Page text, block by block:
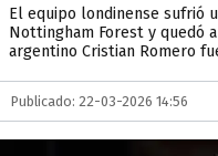
El equipo londinense sufrió
Nottingham Forest y quedó
argentino Cristian Romero
Publicado: 22-03-2026 14:56